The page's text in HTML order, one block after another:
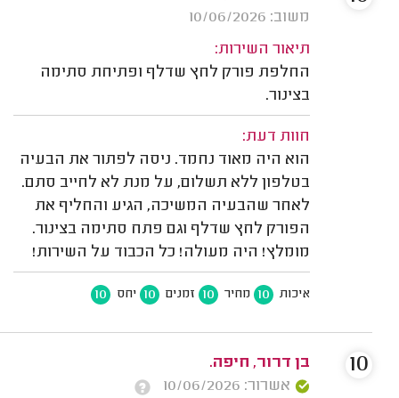
משוב: 10/06/2026
תיאור השירות:
החלפת פורק לחץ שדלף ופתיחת סתימה
בצינור.
חוות דעת:
הוא היה מאוד נחמד. ניסה לפתור את הבעיה
בטלפון ללא תשלום, על מנת לא לחייב סתם.
לאחר שהבעיה המשיכה, הגיע והחליף את
הפורק לחץ שדלף וגם פתח סתימה בצינור.
מומלץ! היה מעולה! כל הכבוד על השירות!
איכות 10 מחיר 10 זמנים 10 יחס 10
בן דרור, חיפה.
אשרור: 10/06/2026
10